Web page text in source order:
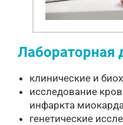
Лабораторная
клинические и
исследование
инфаркта
генетические